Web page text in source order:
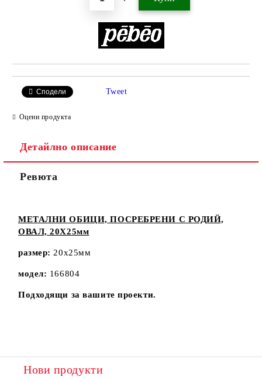
Сподели Tweet
Оцени продукта
Детайлно описание
Ревюта
МЕТАЛНИ ОБИЦИ, ПОСРЕБРЕНИ С РОДИЙ,
ОВАЛ, 20Х25мм
размер:20x25мм
модел: 166804
Подходящи за вашите проекти.
Нови продукти